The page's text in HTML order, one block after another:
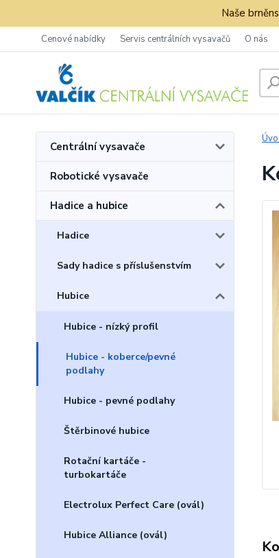
Naše
Cenové nabídky Servis centrálních vysavačů O nás
Centrální vysavače
Robotické vysavače
Hadice a hubice
Hadice
Sady hadice s příslušenstvím
Hubice
Hubice - nízký profil
Hubice - koberce/pevné
podlahy
Hubice - pevné podlahy
Štěrbinové hubice
Rotační kartáče -
turbokartáče
Electrolux Perfect Care (ovál)
Hubice Alliance (ovál)